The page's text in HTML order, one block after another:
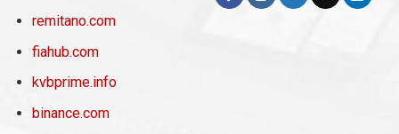
remitano.com
fiahub.com
kvbprime.info
binance.com